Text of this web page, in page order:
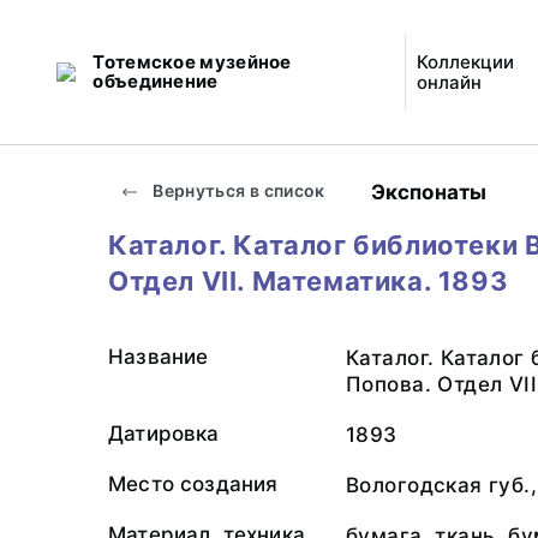
Тотемское музейное
объединение
Коллекции
онлайн
Вернуться в список Экспонаты
Каталог. Каталог библиотеки
Отдел VII. Математика. 1893
Название
Каталог. Каталог
Попова. Отдел
Датировка 1893
Место создания Вологодская